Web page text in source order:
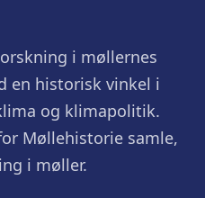
i møllernes
en historisk vinkel i
og klimapolitik.
Møllehistorie samle,
i møller.